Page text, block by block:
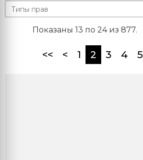
Показаны 13 по 24 из 877.
<< < 1 2 (current)
3 4 5